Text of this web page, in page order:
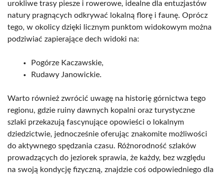
urokliwe trasy piesze i rowerowe, idealne dla entuzjastów
natury pragnących odkrywać lokalną florę i faunę. Oprócz
tego, w okolicy dzięki licznym punktom widokowym można
podziwiać zapierające dech widoki na:
Pogórze Kaczawskie,
Rudawy Janowickie.
Warto również zwrócić uwagę na historię górnictwa tego
regionu, gdzie ruiny dawnych kopalni oraz turystyczne
szlaki przekazują fascynujące opowieści o lokalnym
dziedzictwie, jednocześnie oferując znakomite możliwości
do aktywnego spędzania czasu. Różnorodność szlaków
prowadzących do jeziorek sprawia, że każdy, bez względu
na swoją kondycję fizyczną, znajdzie coś odpowiedniego dla